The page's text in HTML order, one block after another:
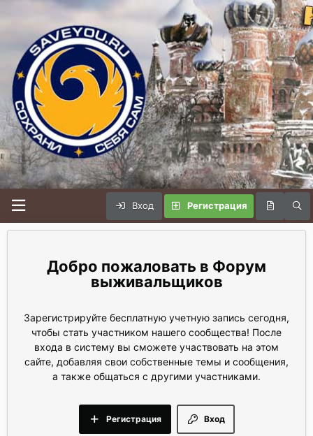
Вход Регистрация
Форум
выживальщиков
Зарегистрируйте бесплатную учетную запись сегодня,
чтобы стать участником нашего сообщества! После
входа в систему вы сможете участвовать на этом
сайте, добавляя свои собственные темы и сообщения,
а также общаться с другими участниками.
Вход
Регистрация